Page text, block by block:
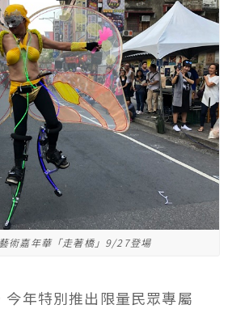
術嘉年華「走著橋」9/27登場
今年特別推出限量民眾專屬